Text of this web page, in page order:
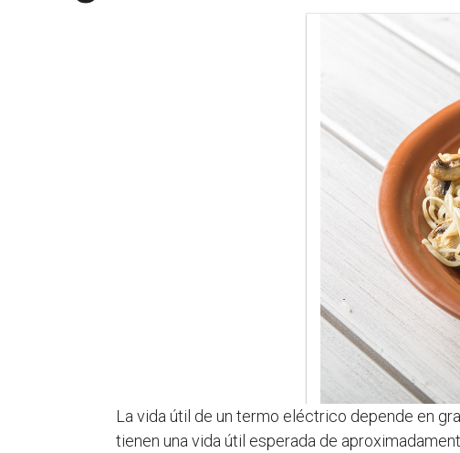
La vida útil de un termo eléctrico depende en
tienen una vida útil esperada de